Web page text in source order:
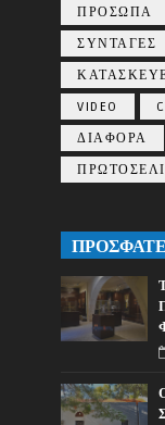
ΠΡΟΣΩΠΑ
ΣΥΝΤΑΓΕΣ
VIDEO
ΔΙΑΦΟΡΑ